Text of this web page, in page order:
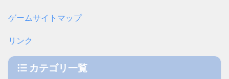
ゲームサイトマップ
リンク
カテゴリ一覧